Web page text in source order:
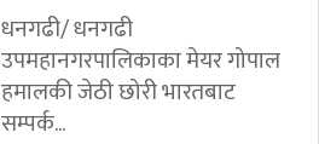
धनगढी/ धनगढी
उपमहानगरपालिकाका मेयर गोपाल
हमालकी जेठी छोरी भारतबाट
सम्पर्क...